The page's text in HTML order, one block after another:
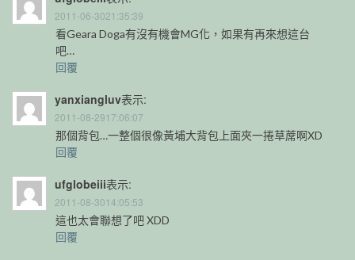
2011-06-3021:35:39
看Geara Doga有沒有機會MG化，如果有再來想這台
吧…
回覆
yanxiangluv表示:
2011-08-2917:06:07
那個背包…一整個很像黃埔大背包上面夾一捲草蓆啊XD
回覆
ufglobeiii表示:
2011-08-3014:05:53
這也太會聯想了吧 XDD
回覆